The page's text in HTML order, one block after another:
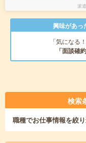
派
興味があっ
「気になる
「面談確
検索
職種でお仕事情報を絞